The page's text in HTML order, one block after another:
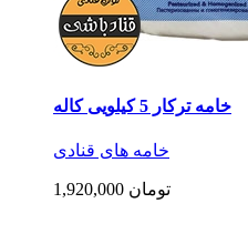
خامه ترکار 5 کیلویی کاله
خامه های قنادی
1,920,000 تومان